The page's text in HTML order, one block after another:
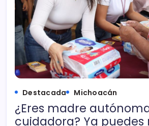
Destacada Michoacán
¿Eres madre
cuidadora? Ya